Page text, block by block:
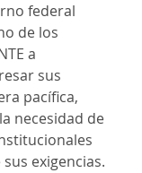
federal
de los
a
sus
pacífica,
necesidad de
exigencias.